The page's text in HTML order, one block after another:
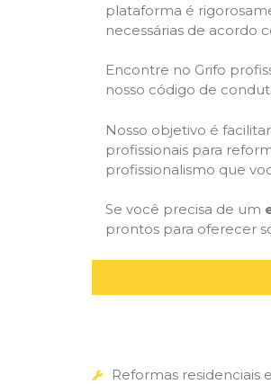
plataforma é
necessárias de acordo
Encontre no Grifo
nosso código de
Nosso objetivo é
profissionais para
profissionalismo que
Se você precisa de um
prontos para oferecer
Reformas residenciais